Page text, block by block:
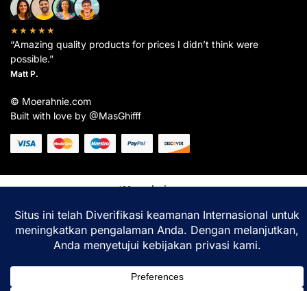
★★★★★
“Amazing quality products for prices I didn’t think were
possible.”
Matt P.
© Moerahnie.com
Built with love by @MasGhifff
Moerahnie.com
pengalaman belanja terbaik Anda.